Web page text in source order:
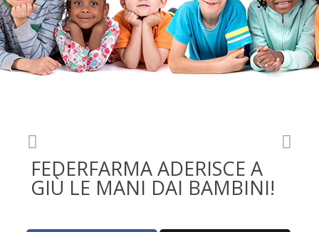
FEDERFARMA ADERISCE A
GIÙ LE MANI DAI BAMBINI!